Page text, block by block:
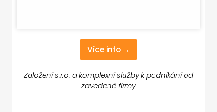
Více info →
Založení s.r.o. a komplexní služby k podnikání od
zavedené firmy